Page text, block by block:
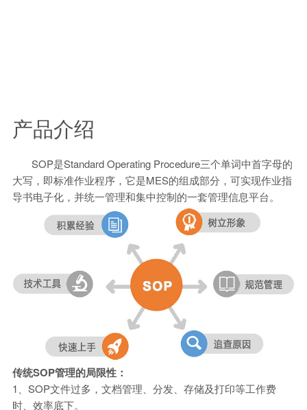
产品介绍
SOP是Standard Operating Procedure三个单词中首字母的
大写，即标准作业程序，它是MES的组成部分，可实现作业指
导书电子化，并统一管理和集中控制的一套管理信息平台。
传统SOP管理的局限性：
1、SOP文件过多，文档管理、分发、存储及打印等工作费
时、效率底下。